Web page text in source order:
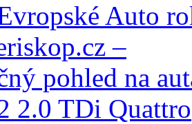
Auto